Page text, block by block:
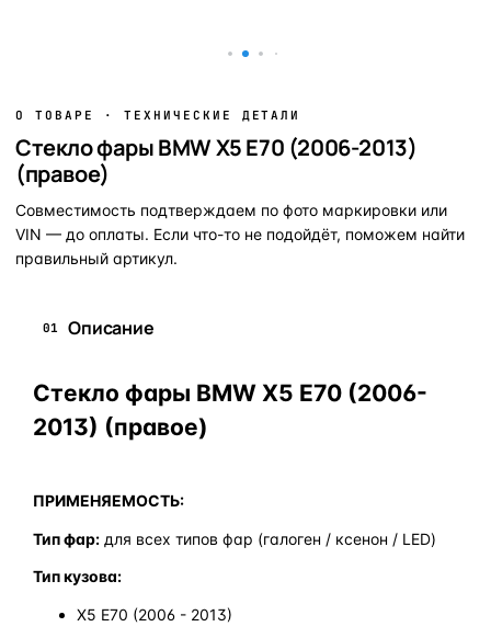
О ТОВАРЕ · ТЕХНИЧЕСКИЕ ДЕТАЛИ
Стекло фары BMW X5 E70 (2006-2013)
(правое)
Совместимость подтверждаем по фото маркировки или
VIN — до оплаты. Если что-то не подойдёт, поможем найти
правильный артикул.
01 Описание
Стекло фары BMW X5 E70 (2006-
2013) (правое)
ПРИМЕНЯЕМОСТЬ:
Тип фар: для всех типов фар (галоген / ксенон / LED)
Тип кузова:
X5 E70 (2006 - 2013)